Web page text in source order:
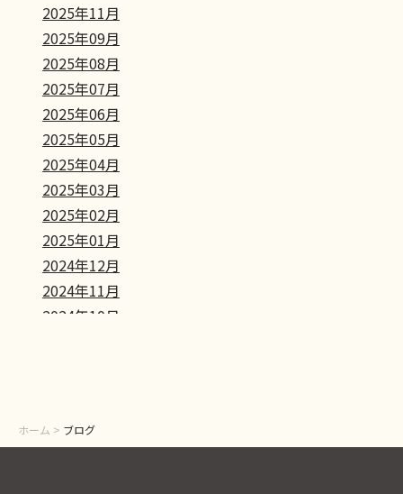
2025年11月
2025年09月
2025年08月
2025年07月
2025年06月
2025年05月
2025年04月
2025年03月
2025年02月
2025年01月
2024年12月
2024年11月
2024年10月
2024年05月
ホーム > ブログ